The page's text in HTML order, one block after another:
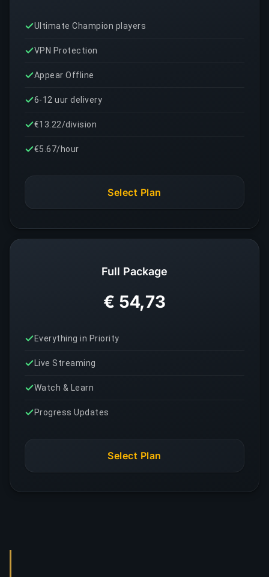
Ultimate Champion players
VPN Protection
Appear Offline
6-12 uur delivery
€13.22/division
€5.67/hour
Select Plan
Full Package
€ 54,73
Everything in Priority
Live Streaming
Watch & Learn
Progress Updates
Select Plan